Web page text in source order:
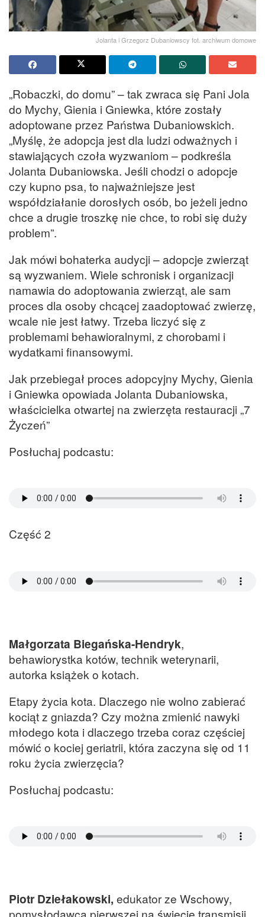
Jolanta i Grzegorz Dubaniowscy fot. archiwum domowe
„Robaczki, do domu” – tak zwraca się Pani Jola
do Mychy, Gienia i Gniewka, które zostały
adoptowane przez Państwa Dubaniowskich.
„Myślę, że adopcja jest dla ludzi odważnych i
stawiających czoła wyzwaniom – podkreśla
Jolanta Dubaniowska. Jeśli chodzi o adopcje
czy kupno psa, to najważniejsze jest
współdziałanie dorosłych osób, bo jeżeli jedno
chce a drugie troszkę nie chce, to robi się duży
problem”.
Jak mówi bohaterka audycji – adopcje zwierząt
są wyzwaniem. Wiele schronisk i organizacji
namawia do adoptowania zwierząt, ale sam
proces dla osoby chcącej zaadoptować zwierzę,
wcale nie jest łatwy. Trzeba liczyć się z
problemami behawioralnymi, z chorobami i
wydatkami finansowymi.
Jak przebiegał proces adopcyjny Mychy, Gienia
i Gniewka opowiada Jolanta Dubaniowska,
właścicielka otwartej na zwierzęta restauracji „7
Życzeń”
Posłuchaj podcastu:
Część 2
Małgorzata Biegańska-Hendryk,
behawiorystka kotów, technik weterynarii,
autorka książek o kotach.
Etapy życia kota. Dlaczego nie wolno zabierać
kociąt z gniazda? Czy można zmienić nawyki
młodego kota i dlaczego trzeba coraz częściej
mówić o kociej geriatrii, która zaczyna się od 11
roku życia zwierzęcia?
Posłuchaj podcastu:
Piotr Dziełakowski, edukator ze Wschowy,